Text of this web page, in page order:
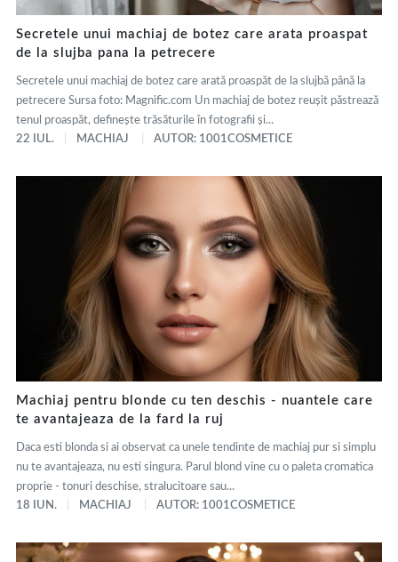
Secretele unui machiaj de botez care arata proaspat
de la slujba pana la petrecere
Secretele unui machiaj de botez care arată proaspăt de la slujbă până la
petrecere Sursa foto: Magnific.com Un machiaj de botez reușit păstrează
tenul proaspăt, definește trăsăturile în fotografii și...
22 IUL.
MACHIAJ AUTOR: 1001COSMETICE
Machiaj pentru blonde cu ten deschis - nuantele care
te avantajeaza de la fard la ruj
Daca esti blonda si ai observat ca unele tendinte de machiaj pur si simplu
nu te avantajeaza, nu esti singura. Parul blond vine cu o paleta cromatica
proprie - tonuri deschise, stralucitoare sau...
18 IUN.
MACHIAJ AUTOR: 1001COSMETICE